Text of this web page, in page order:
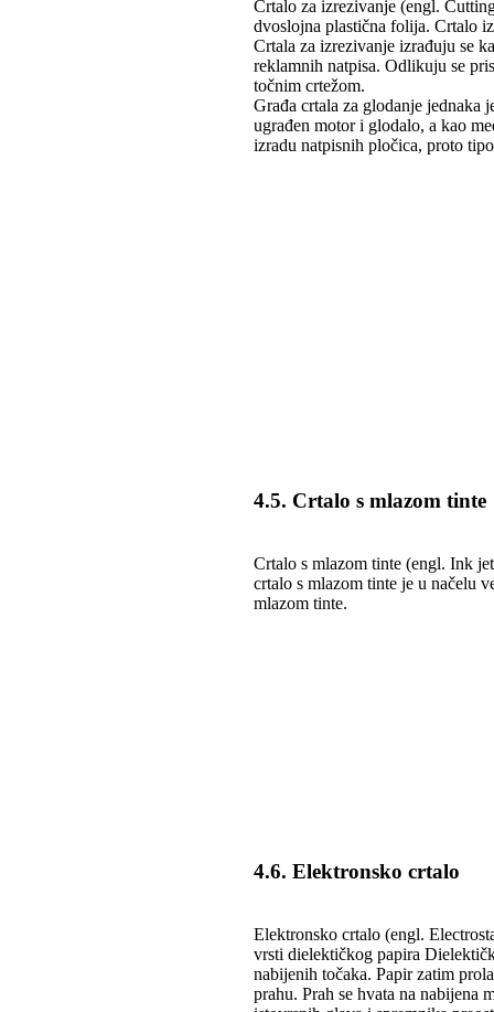
Crtalo za izrezivanje (engl.
dvoslojna plastična folija. Crtalo
Crtala za izrezivanje izrađuju se
reklamnih natpisa. Odlikuju se
točnim crtežom.
Građa crtala za glodanje jednaka
ugrađen motor i glodalo, a kao
izradu natpisnih pločica, proto
4.5. Crtalo s mlazom tinte
Crtalo s mlazom tinte (engl. Ink
crtalo s mlazom tinte je u načelu
mlazom tinte.
4.6. Elektronsko crtalo
Elektronsko crtalo (engl.
vrsti dielektičkog papira
nabijenih točaka. Papir zatim
prahu. Prah se hvata na nabijena